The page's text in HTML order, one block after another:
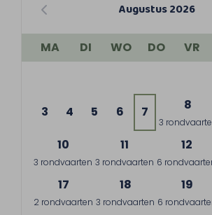
Augustus 2026
MA DI WO DO VR
3 4 5 6 7 8
3
10
3 rondvaarten
11
3 rondvaarten
12
6
17
2 rondvaarten
18
3 rondvaarten
19
6